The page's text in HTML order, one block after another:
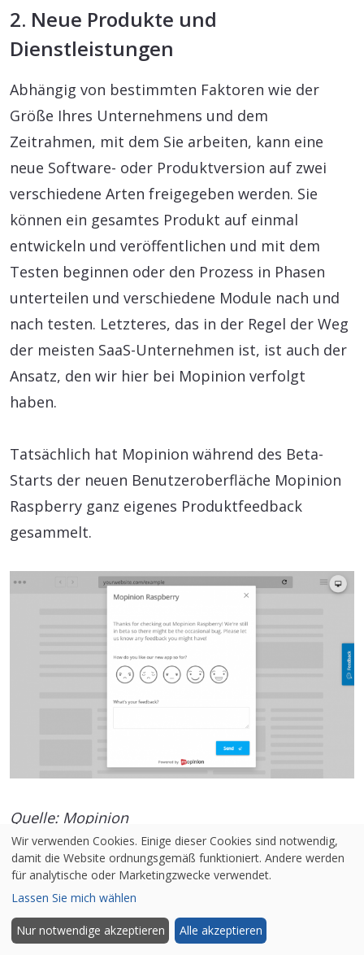
2. Neue Produkte und
Dienstleistungen
Abhängig von bestimmten Faktoren wie der
Größe Ihres Unternehmens und dem
Zeitrahmen, mit dem Sie arbeiten, kann eine
neue Software- oder Produktversion auf zwei
verschiedene Arten freigegeben werden. Sie
können ein gesamtes Produkt auf einmal
entwickeln und veröffentlichen und mit dem
Testen beginnen oder den Prozess in Phasen
unterteilen und verschiedene Module nach und
nach testen. Letzteres, das in der Regel der Weg
der meisten SaaS-Unternehmen ist, ist auch der
Ansatz, den wir hier bei Mopinion verfolgt
haben.
Tatsächlich hat Mopinion während des Beta-
Starts der neuen Benutzeroberfläche Mopinion
Raspberry ganz eigenes Produktfeedback
gesammelt.
Quelle: Mopinion
Wenn Sie Feedback-Umfragen erstellen, um die
Reaktion des Benutzers auf ein neues Produkt
oder eine neue Dienstleistung zu messen, ist es
wichtig zu ermitteln, welche Formularelemente
Wir verwenden Cookies. Einige dieser Cookies sind notwendig,
damit die Website ordnungsgemäß funktioniert. Andere werden
für analytische oder Marketingzwecke verwendet.
Lassen Sie mich wählen
Nur notwendige akzeptieren Alle akzeptieren